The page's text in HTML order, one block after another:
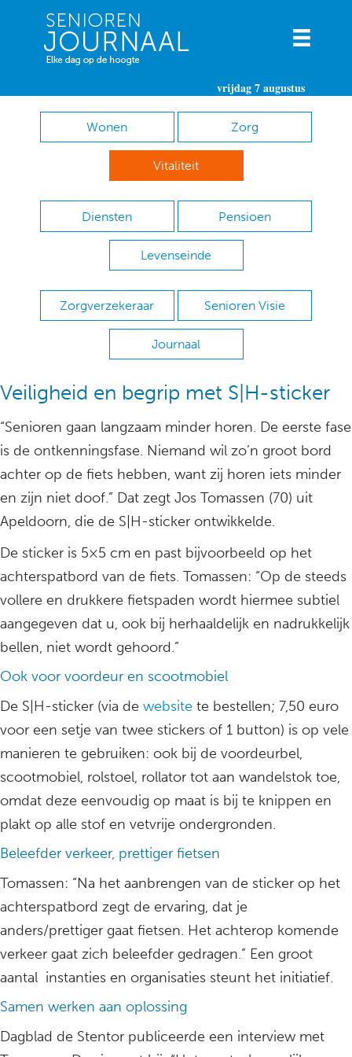
vrijdag 7 augustus
Wonen Zorg
Vitaliteit
Diensten Pensioen
Levenseinde
Zorgverzekeraar Senioren Visie
Journaal
Veiligheid en begrip met S|H-sticker
“Senioren gaan langzaam minder horen. De eerste fase
is de ontkenningsfase. Niemand wil zo’n groot bord
achter op de fiets hebben, want zij horen iets minder
en zijn niet doof.” Dat zegt Jos Tomassen (70) uit
Apeldoorn, die de S|H-sticker ontwikkelde.
De sticker is 5×5 cm en past bijvoorbeeld op het
achterspatbord van de fiets. Tomassen: “Op de steeds
vollere en drukkere fietspaden wordt hiermee subtiel
aangegeven dat u, ook bij herhaaldelijk en nadrukkelijk
bellen, niet wordt gehoord.”
Ook voor voordeur en scootmobiel
De S|H-sticker (via de website te bestellen; 7,50 euro
voor een setje van twee stickers of 1 button) is op vele
manieren te gebruiken: ook bij de voordeurbel,
scootmobiel, rolstoel, rollator tot aan wandelstok toe,
omdat deze eenvoudig op maat is bij te knippen en
plakt op alle stof en vetvrije ondergronden.
Beleefder verkeer, prettiger fietsen
Tomassen: “Na het aanbrengen van de sticker op het
achterspatbord zegt de ervaring, dat je
anders/prettiger gaat fietsen. Het achterop komende
verkeer gaat zich beleefder gedragen.” Een groot
aantal instanties en organisaties steunt het initiatief.
Samen werken aan oplossing
Dagblad de Stentor publiceerde een interview met